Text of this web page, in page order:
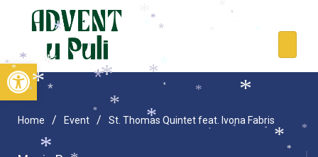
Open toolbar
Home / Event / St. Thomas Quintet feat. Ivona Fabris
*
*
*
*
* *
*
*
*
*
*
*
*
*
*
* *
*
*
*
*
*
*
*
*
*
*
*
*
*
*
*